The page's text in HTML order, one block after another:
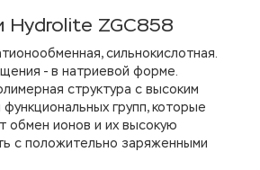
Hydrolite ZGC858
сильнокислотная.
- в натриевой форме.
структура с высоким
групп, которые
обмен ионов и их высокую
с положительно заряженными